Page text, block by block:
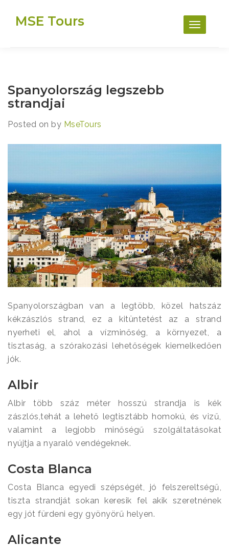
MSE Tours
Spanyolország legszebb
strandjai
Posted on by MseTours
Spanyolországban van a legtöbb, közel hatszáz
kékzászlós strand, ez a kitüntetést az a strand
nyerheti el, ahol a vízminőség, a környezet, a
tisztaság, a szórakozási lehetőségek kiemelkedően
jók.
Albir
Albir több száz méter hosszú strandja is kék
zászlós,tehát a lehető legtisztább homokú, és vizű,
valamint a legjobb minőségű szolgáltatásokat
nyújtja a nyaraló vendégeknek.
Costa Blanca
Costa Blanca egyedi szépségét, jó felszereltségű,
tiszta strandját sokan keresik fel akik szeretnének
egy jót fürdeni egy gyönyörű helyen.
Alicante